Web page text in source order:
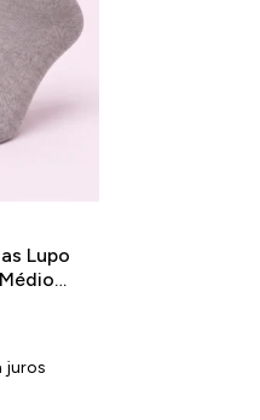
Lupo
juros